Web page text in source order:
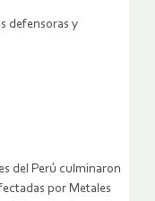
defensoras y
del Perú culminaron
por Metales